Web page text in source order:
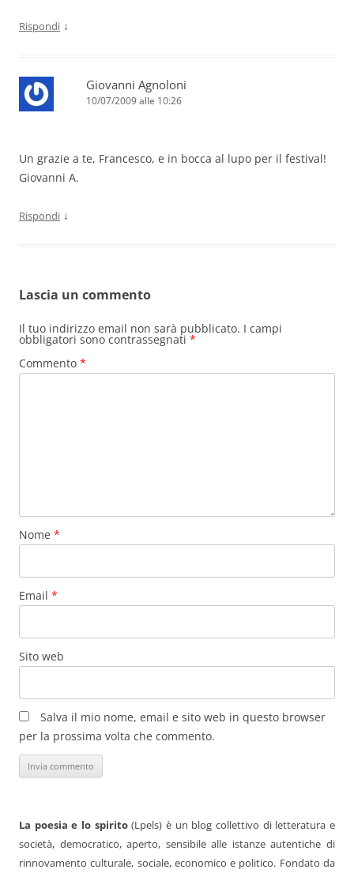
Rispondi ↓
Giovanni Agnoloni
10/07/2009 alle 10:26
Un grazie a te, Francesco, e in bocca al lupo per il festival!
Giovanni A.
Rispondi ↓
Lascia un commento
Il tuo indirizzo email non sarà pubblicato. I campi
obbligatori sono contrassegnati *
Commento *
Nome *
Email *
Sito web
Salva il mio nome, email e sito web in questo browser
per la prossima volta che commento.
La poesia e lo spirito(Lpels) è un blog collettivo di letteratura e
società, democratico, aperto, sensibile alle istanze autentiche di
rinnovamento culturale, sociale, economico e politico. Fondato da